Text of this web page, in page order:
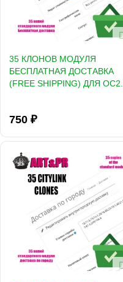
35 КЛОНОВ МОДУЛЯ
БЕСПЛАТНАЯ ДОСТАВКА
(FREE SHIPPING) ДЛЯ
750 ₽